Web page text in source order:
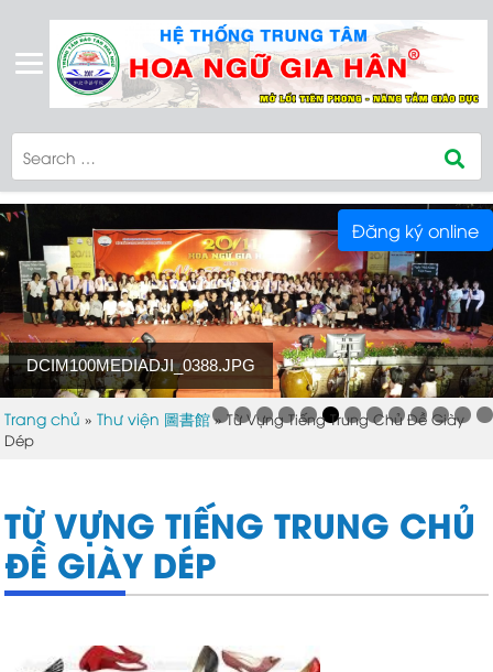
DCIM100MEDIADJI_0388.JPG
Trang chủ »Thư viện 圖書館»Từ Vựng Tiếng Trung Chủ Đề Giày
Dép
TỪ VỰNG TIẾNG TRUNG CHỦ
ĐỀ GIÀY DÉP
Đăng ký online